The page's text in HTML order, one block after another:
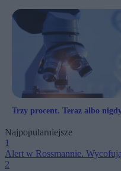
Trzy procent. Teraz albo
Najpopularniejsze
1
Alert w Rossmannie.
2